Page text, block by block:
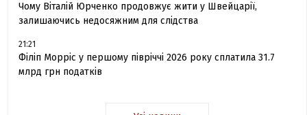
Чому Віталій Юрченко продовжує жити у Швейцарії,
залишаючись недосяжним для слідства
21:21
Філіп Морріс у першому півріччі 2026 року сплатила 31.7
млрд грн податків